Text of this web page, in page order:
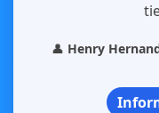
👤 Henry